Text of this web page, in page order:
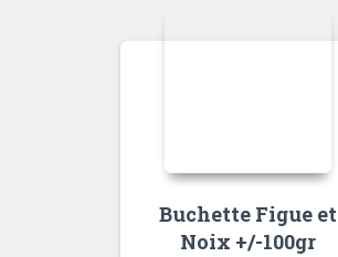
Buchette Figue et
Noix +/-100gr